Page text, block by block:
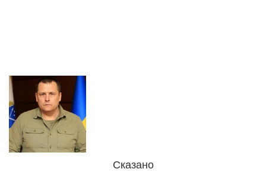
Сказано